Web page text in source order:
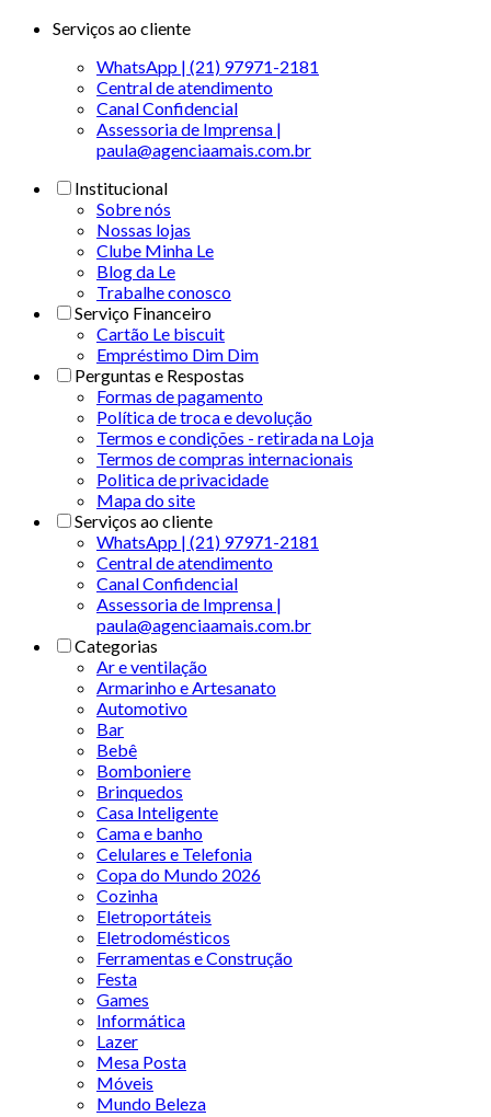
Serviços ao cliente
WhatsApp | (21) 97971-2181
Central de atendimento
Canal Confidencial
Assessoria de Imprensa |
paula@agenciaamais.com.br
Institucional
Sobre nós
Nossas lojas
Clube Minha Le
Blog da Le
Trabalhe conosco
Serviço Financeiro
Cartão Le biscuit
Empréstimo Dim Dim
Perguntas e Respostas
Formas de pagamento
Política de troca e devolução
Termos e condições - retirada na Loja
Termos de compras internacionais
Politica de privacidade
Mapa do site
Serviços ao cliente
WhatsApp | (21) 97971-2181
Central de atendimento
Canal Confidencial
Assessoria de Imprensa |
paula@agenciaamais.com.br
Categorias
Ar e ventilação
Armarinho e Artesanato
Automotivo
Bar
Bebê
Bomboniere
Brinquedos
Casa Inteligente
Cama e banho
Celulares e Telefonia
Copa do Mundo 2026
Cozinha
Eletroportáteis
Eletrodomésticos
Ferramentas e Construção
Festa
Games
Informática
Lazer
Mesa Posta
Móveis
Mundo Beleza